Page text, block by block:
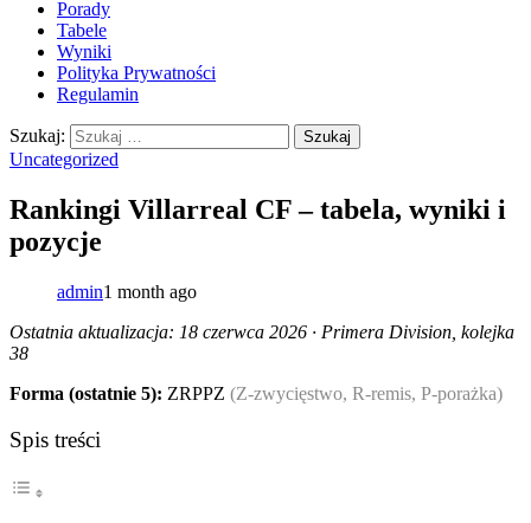
Porady
Tabele
Wyniki
Polityka Prywatności
Regulamin
Szukaj:
Uncategorized
Rankingi Villarreal CF – tabela, wyniki i
pozycje
admin1 month ago
Ostatnia aktualizacja: 18 czerwca 2026 · Primera Division, kolejka
38
Forma (ostatnie 5): ZRPPZ (Z-zwycięstwo, R-remis, P-porażka)
Spis treści